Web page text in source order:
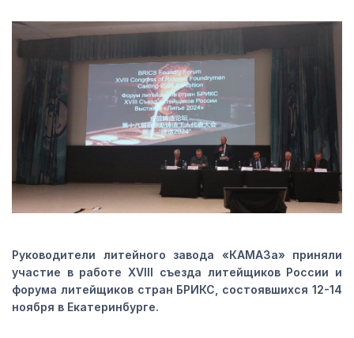
Руководители литейного завода «КАМАЗа» приняли
участие в работе XVIII съезда литейщиков России и
форума литейщиков стран БРИКС, состоявшихся 12-14
ноября в Екатеринбурге.